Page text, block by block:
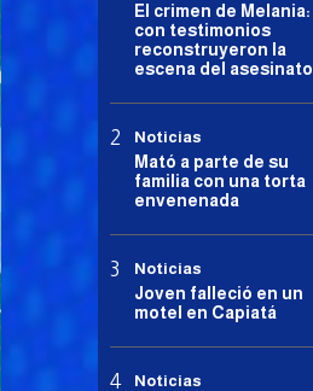
El crimen de Melania:
con testimonios
reconstruyeron la
escena del asesinato
Noticias
Mató a parte de su
familia con una torta
envenenada
Noticias
Joven falleció en un
motel en Capiatá
Noticias